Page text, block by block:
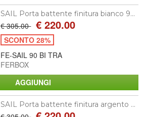
SAIL Porta battente finitura bianco 9...
€ 305.00 € 220.00
SCONTO 28%
FE-SAIL 90 BI TRA
FERBOX
SAIL Porta battente finitura argento ...